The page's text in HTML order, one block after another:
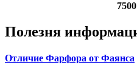
7500
Полезня
Отличие Фарфора от Фаянса